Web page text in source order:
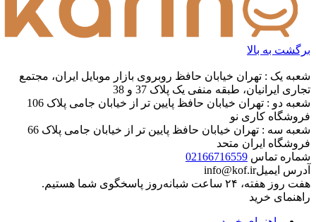
برگشت به بالا
شعبه یک : تهران خیابان حافظ روبروی بازار موبایل ایران، مجتمع
تجاری ایرانیان، طبقه منفی یک پلاک 37 و 38
شعبه دو : تهران خیابان حافظ پایین تر از خیابان جامی پلاک 106
فروشگاه کاری نو
شعبه سه : تهران خیابان حافظ پایین تر از خیابان جامی پلاک 66
فروشگاه ایران متحد
شماره تماس 02166716559
آدرس ایمیلinfo@kof.ir
هفت روز هفته، ۲۴ ساعت شبانه‌روز پاسخگوی شما هستیم.
راهنمای خرید